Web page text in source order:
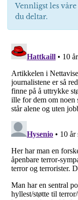
Vennligst les våre
du deltar.